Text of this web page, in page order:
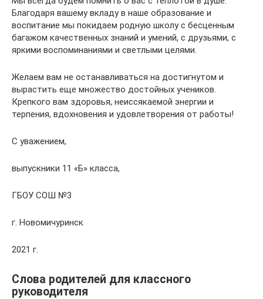
Благодаря вашему вкладу в наше образование и
воспитание мы покидаем родную школу с бесценным
багажом качественных знаний и умений, с друзьями, с
яркими воспоминаниями и светлыми целями.
Желаем вам не останавливаться на достигнутом и
вырастить еще множество достойных учеников.
Крепкого вам здоровья, неиссякаемой энергии и
терпения, вдохновения и удовлетворения от работы!
С уважением,
выпускники 11 «Б» класса,
ГБОУ СОШ №3
г. Новомичуринск
2021 г.
Слова родителей для классного
руководителя